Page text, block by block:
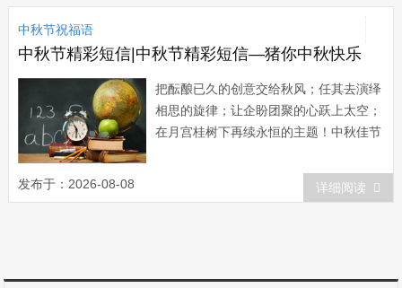
上下左右相通处，收拾愁心建方舟，栉风
沐雨伐木去，决心巧构驱水流，东向横斜
倚天出，以...
中秋节祝福语
中秋节精彩短信|中秋节精彩短信—猪你中秋快乐
把酝酿已久的创意交给秋风；任其去演绎
相思的旋律；让企盼团聚的心跃上太空；
在月宫桂树下再续永恒的主题！中秋佳节
鲜花常开！ 想用阳光温暖你；用星光
装点你；用美酒陶醉你；用美食满足你；
发布于：2026-08-08 详细阅读